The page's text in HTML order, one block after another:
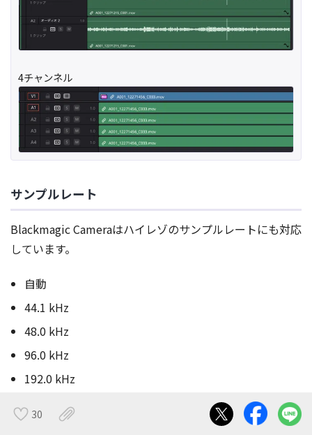
30
4チャンネル
サンプルレート
Blackmagic Cameraはハイレゾのサンプルレートにも対応
しています。
自動
44.1 kHz
48.0 kHz
96.0 kHz
192.0 kHz
オーディオメーター